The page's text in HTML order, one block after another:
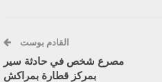
القادم بوست
مصرع شخص في حادثة سير
بمركز قطارة بمراكش